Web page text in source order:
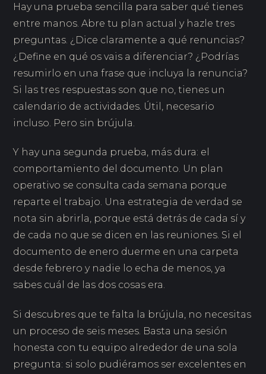
Hay una prueba sencilla para saber qué tienes
entre manos. Abre tu plan actual y hazle tres
preguntas. ¿Dice claramente a qué renuncias?
¿Define en qué os vais a diferenciar? ¿Podrías
resumirlo en una frase que incluya la renuncia?
Si las tres respuestas son que no, tienes un
calendario de actividades. Útil, necesario
incluso. Pero sin brújula.
Y hay una segunda prueba, más dura: el
comportamiento del documento. Un plan
operativo se consulta cada semana porque
reparte el trabajo. Una estrategia de verdad se
nota sin abrirla, porque está detrás de cada sí y
de cada no que se dicen en las reuniones. Si el
documento de enero duerme en una carpeta
desde febrero y nadie lo echa de menos, ya
sabes cuál de las dos cosas era.
Si descubres que te falta la brújula, no necesitas
un proceso de seis meses. Basta una sesión
honesta con tu equipo alrededor de una sola
pregunta: si solo pudiéramos ser excelentes en